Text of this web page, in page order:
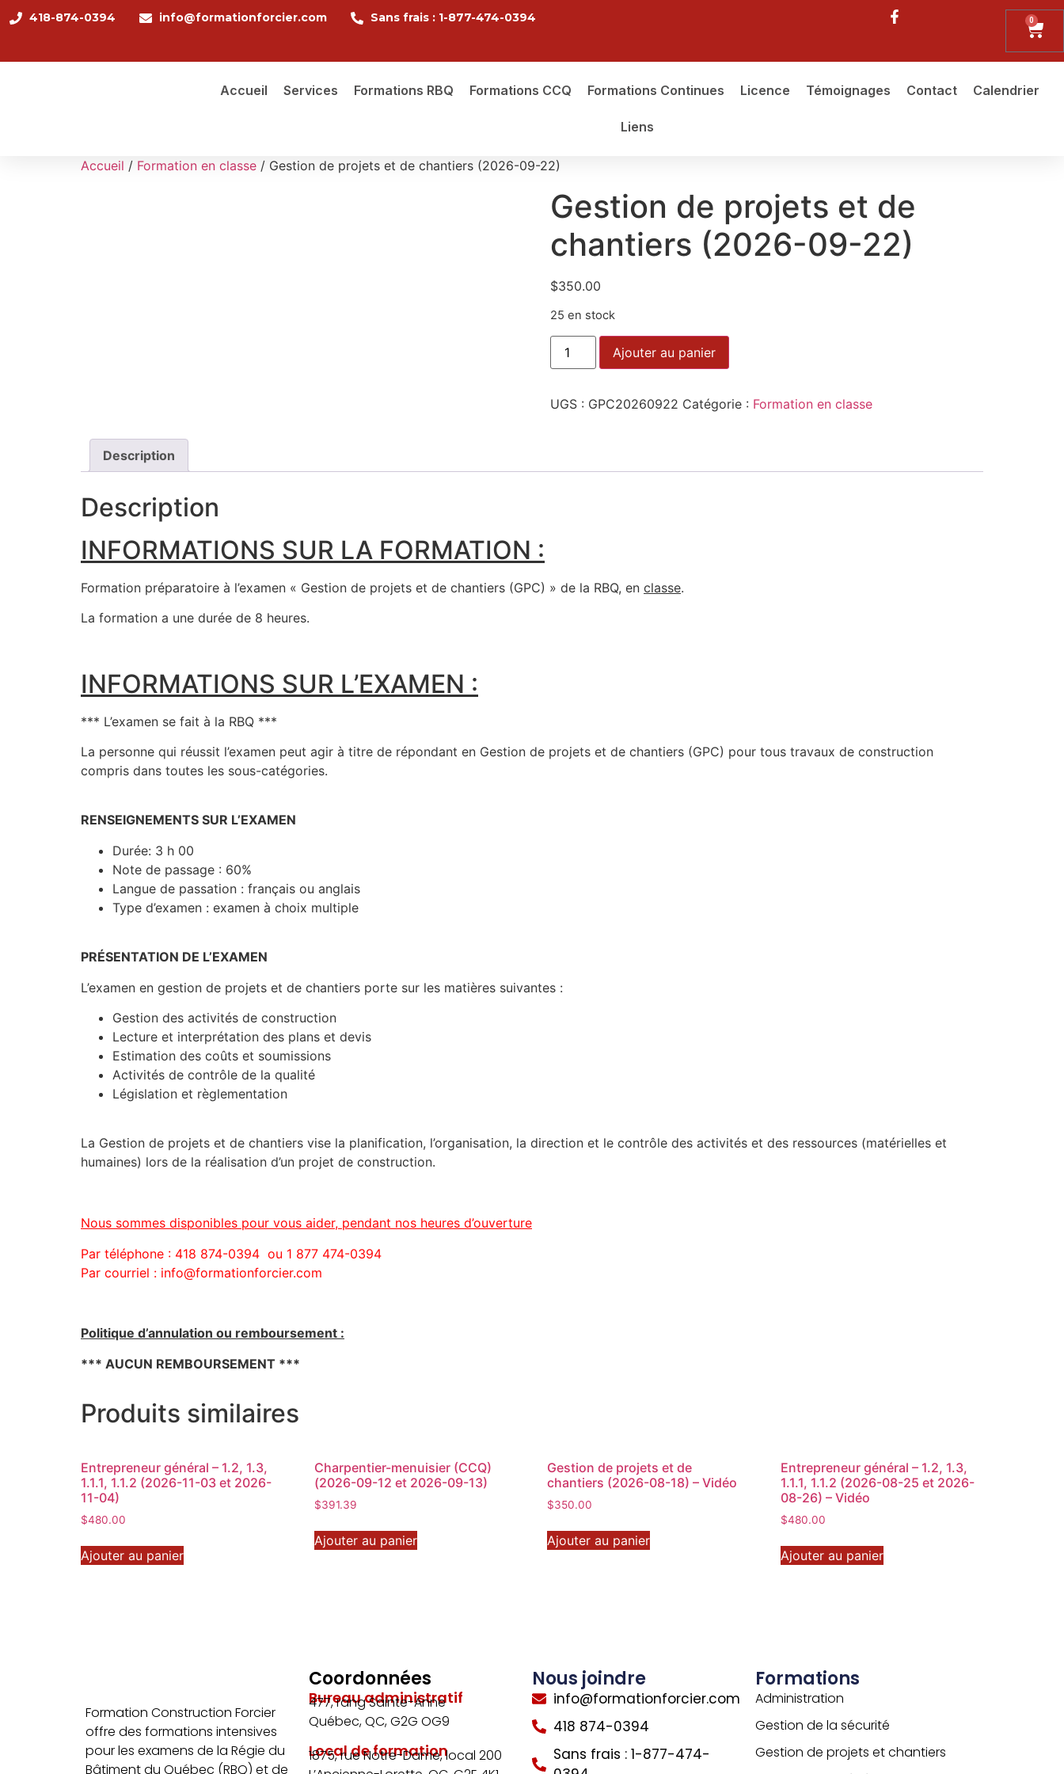
418-874-0394 info@formationforcier.com Sans frais : 1-877-474-0394 0
Accueil Services Formations RBQ Formations CCQ Formations Continues Licence Témoignages Contact Calendrier
Liens
Accueil / Formation en classe / Gestion de projets et de chantiers (2026-09-22)
Gestion de projets et de
chantiers (2026-09-22)
$350.00
25 en stock
Ajouter au panier
UGS : GPC20260922 Catégorie : Formation en classe
Description
Description
INFORMATIONS SUR LA FORMATION :
Formation préparatoire à l’examen « Gestion de projets et de chantiers (GPC) » de la RBQ, en classe.
La formation a une durée de 8 heures.
INFORMATIONS SUR L’EXAMEN :
*** L’examen se fait à la RBQ ***
La personne qui réussit l’examen peut agir à titre de répondant en Gestion de projets et de chantiers (GPC) pour tous travaux de construction
compris dans toutes les sous-catégories.
RENSEIGNEMENTS SUR L’EXAMEN
Durée: 3 h 00
Note de passage : 60%
Langue de passation : français ou anglais
Type d’examen : examen à choix multiple
PRÉSENTATION DE L’EXAMEN
L’examen en gestion de projets et de chantiers porte sur les matières suivantes :
Gestion des activités de construction
Lecture et interprétation des plans et devis
Estimation des coûts et soumissions
Activités de contrôle de la qualité
Législation et règlementation
La Gestion de projets et de chantiers vise la planification, l’organisation, la direction et le contrôle des activités et des ressources (matérielles et
humaines) lors de la réalisation d’un projet de construction.
Nous sommes disponibles pour vous aider, pendant nos heures d’ouverture
Par téléphone : 418 874-0394 ou 1 877 474-0394
Par courriel : info@formationforcier.com
Politique d’annulation ou remboursement :
*** AUCUN REMBOURSEMENT ***
Produits similaires
Entrepreneur général – 1.2, 1.3,
1.1.1, 1.1.2 (2026-11-03 et 2026-
11-04)
$480.00
Ajouter au panier
Charpentier-menuisier (CCQ)
(2026-09-12 et 2026-09-13)
$391.39
Ajouter au panier
Gestion de projets et de
chantiers (2026-08-18) – Vidéo
$350.00
Ajouter au panier
Entrepreneur général – 1.2, 1.3,
1.1.1, 1.1.2 (2026-08-25 et 2026-
08-26) – Vidéo
$480.00
Ajouter au panier
Formation Construction Forcier
offre des formations intensives
pour les examens de la Régie du
Bâtiment du Québec (RBQ) et de
Coordonnées
Bureau administratif
477, rang Sainte-Anne
Québec, QC, G2G OG9
Local de formation
1875, rue Notre-Dame, local 200
Nous joindre
info@formationforcier.com
418 874-0394
Sans frais : 1-877-474-
Formations
Administration
Gestion de la sécurité
Gestion de projets et chantiers